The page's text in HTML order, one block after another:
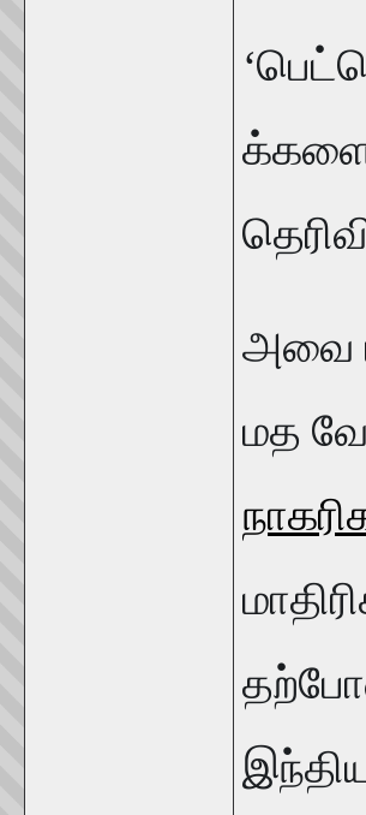
அவை
மத